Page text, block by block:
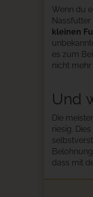
Wenn du
kleinen
es zum
nicht
Und
Die
riesig.
dass mit